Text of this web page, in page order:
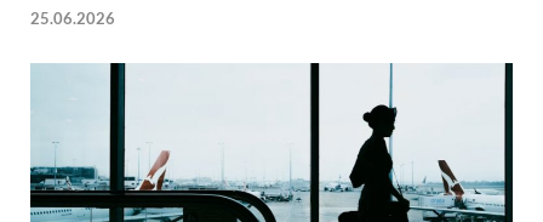
25.06.2026